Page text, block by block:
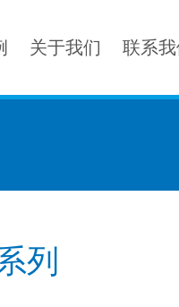
关于我们 联系
列